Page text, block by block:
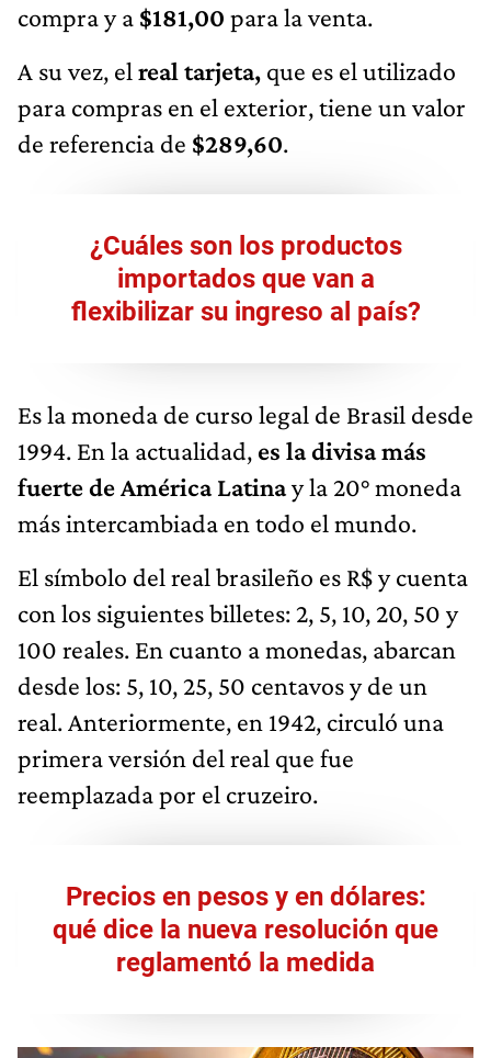
compra y a $181,00 para la venta.
A su vez, el real tarjeta, que es el utilizado
para compras en el exterior, tiene un valor
de referencia de $289,60.
¿Cuáles son los productos
importados que van a
flexibilizar su ingreso al país?
Es la moneda de curso legal de Brasil desde
1994. En la actualidad, es la divisa más
fuerte de América Latinay la 20° moneda
más intercambiada en todo el mundo.
El símbolo del real brasileño es R$ y cuenta
con los siguientes billetes: 2, 5, 10, 20, 50 y
100 reales. En cuanto a monedas, abarcan
desde los: 5, 10, 25, 50 centavos y de un
real. Anteriormente, en 1942, circuló una
primera versión del real que fue
reemplazada por el cruzeiro.
Precios en pesos y en dólares:
qué dice la nueva resolución que
reglamentó la medida